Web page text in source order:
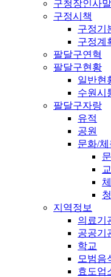
구청장인사말
구정시책
구정기
구정계
팔달구연혁
팔달구현황
일반현
수원시
팔달구자랑
유적
공원
문화/
지역정보
의료기
공공기
학교
모범음
효도업